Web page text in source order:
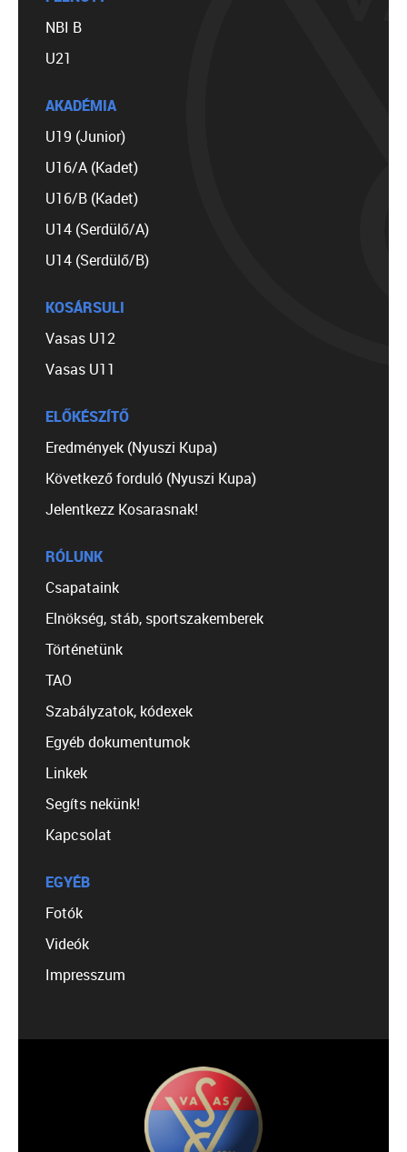
NBI B
U21
AKADÉMIA
U19 (Junior)
U16/A (Kadet)
U16/B (Kadet)
U14 (Serdülő/A)
U14 (Serdülő/B)
KOSÁRSULI
Vasas U12
Vasas U11
ELŐKÉSZÍTŐ
Eredmények (Nyuszi Kupa)
Következő forduló (Nyuszi Kupa)
Jelentkezz Kosarasnak!
RÓLUNK
Csapataink
Elnökség, stáb, sportszakemberek
Történetünk
TAO
Szabályzatok, kódexek
Egyéb dokumentumok
Linkek
Segíts nekünk!
Kapcsolat
EGYÉB
Fotók
Videók
Impresszum